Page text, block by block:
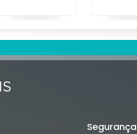
Segurança